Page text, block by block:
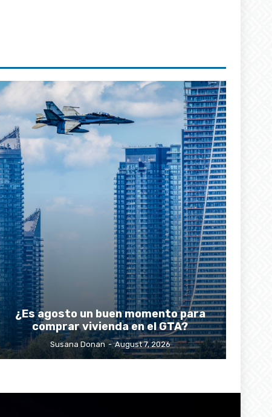
¿Es agosto un buen momento para
comprar vivienda en el GTA?
Susana Donan - August 7, 2026